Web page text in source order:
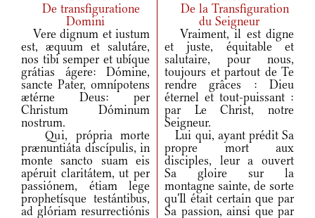
De transfiguratione
Domini
De la Transfiguration
du Seigneur
Vere dignum et iustum
est, æquum et salutáre,
nos tibi semper et ubíque
grátias ágere: Dómine,
sancte Pater, omnípotens
ætérne Deus: per
Christum Dóminum
nostrum.
Vraiment, il est digne
et juste, équitable et
salutaire, pour nous,
toujours et partout de Te
rendre grâces : Dieu
éternel et tout-puissant :
par Le Christ, notre
Seigneur.
Qui, própria morte
prænuntiáta discípulis, in
monte sancto suam eis
apéruit claritátem, ut per
passiónem, étiam lege
prophetísque testántibus,
ad glóriam resurrectiónis
Lui qui, ayant prédit Sa
propre mort aux
disciples, leur a ouvert
Sa gloire sur la
montagne sainte, de sorte
qu'Il était certain que par
Sa passion, ainsi que par